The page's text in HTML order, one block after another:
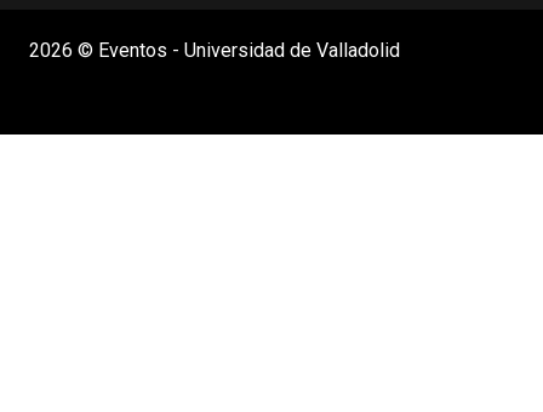
2026 © Eventos - Universidad de Valladolid